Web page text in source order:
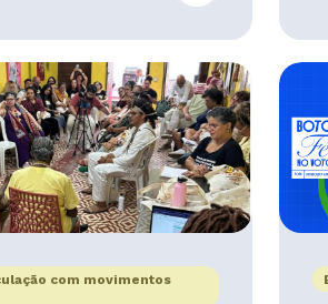
com movimentos